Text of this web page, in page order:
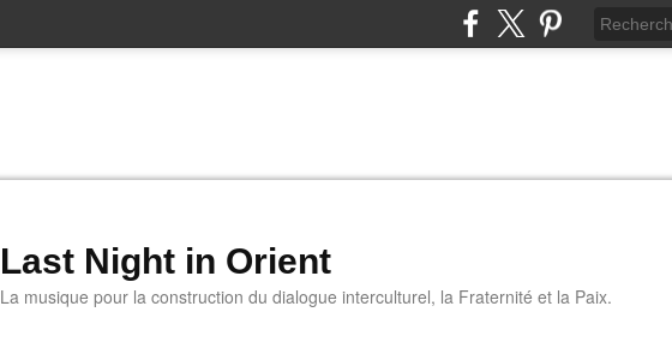
Last Night in Orient
La musique pour la construction du dialogue interculturel, la Fraternité et la Paix.